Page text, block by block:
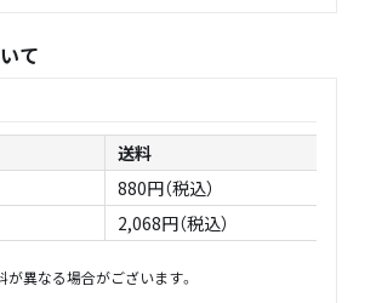
て
送料
880円（税込）
2,068円（税込）
異なる場合がございます。